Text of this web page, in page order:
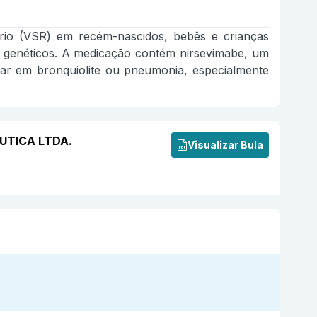
(VSR) em recém-nascidos, bebês e crianças
A medicação contém nirsevimabe, um
em bronquiolite ou pneumonia, especialmente
LTDA. Visualizar Bula